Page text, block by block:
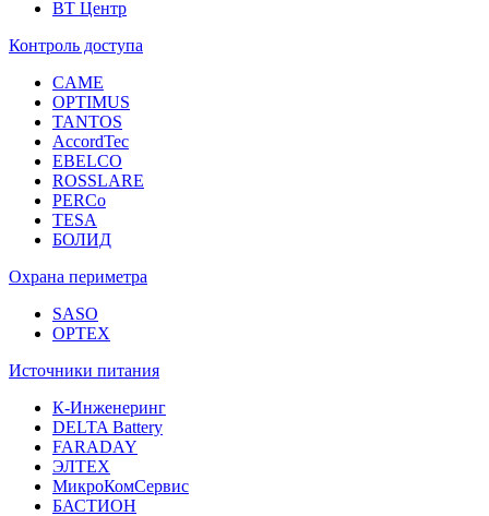
ВТ Центр
Контроль доступа
CAME
OPTIMUS
TANTOS
AccordTec
EBELCO
ROSSLARE
PERCo
TESA
БОЛИД
Охрана периметра
SASO
OPTEX
Источники питания
К-Инженеринг
DELTA Battery
FARADAY
ЭЛТЕХ
МикроКомСервис
БАСТИОН